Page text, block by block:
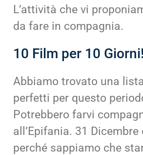
L’attività che vi
da fare in compagnia.
10 Film per 10 Giorni!
Abbiamo trovato una
perfetti per questo
Potrebbero farvi
all’Epifania. 31 Dicembre
perché sappiamo che